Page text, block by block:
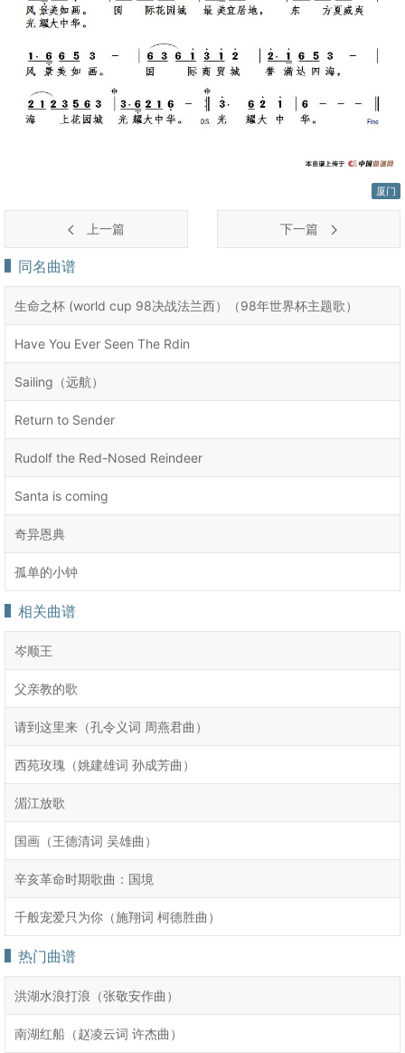
厦门
上一篇 下一篇
同名曲谱
生命之杯 (world cup 98决战法兰西）（98年世界杯主题歌）
Have You Ever Seen The Rdin
Sailing（远航）
Return to Sender
Rudolf the Red-Nosed Reindeer
Santa is coming
奇异恩典
孤单的小钟
相关曲谱
岑顺王
父亲教的歌
请到这里来（孔令义词 周燕君曲）
西苑玫瑰（姚建雄词 孙成芳曲）
湄江放歌
国画（王德清词 吴雄曲）
辛亥革命时期歌曲：国境
千般宠爱只为你（施翔词 柯德胜曲）
热门曲谱
洪湖水浪打浪（张敬安作曲）
南湖红船（赵凌云词 许杰曲）